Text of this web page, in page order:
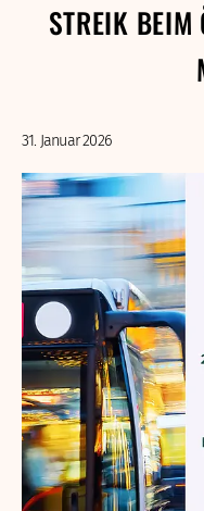
STREIK BEIM
31. Januar 2026